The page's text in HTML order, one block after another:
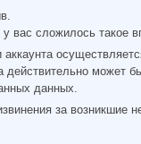
вас сложилось такое
аккаунта
действительно может
данных.
за возникшие